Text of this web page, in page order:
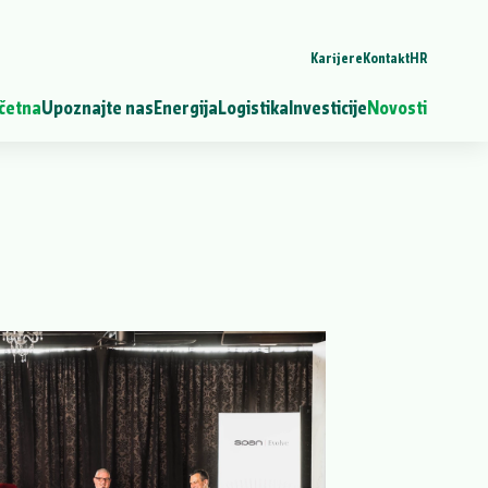
Karijere KontaktHR
Upoznajte nasEnergijaLogistikaInvesticijeNovosti